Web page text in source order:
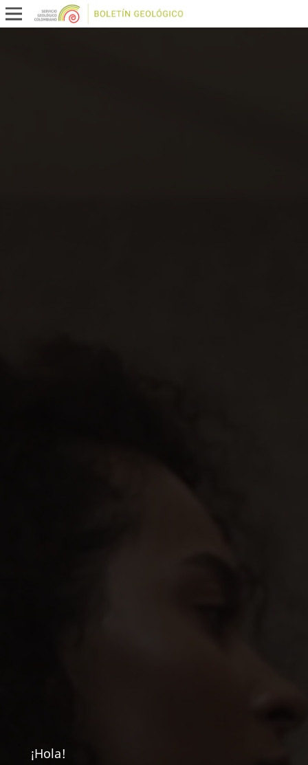
¡Hola!